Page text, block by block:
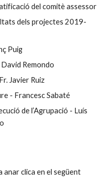
del comitè assessor
dels projectes 2019-
Puig
Remondo
Javier Ruiz
- Francesc Sabaté
de l’Agrupació - Luís